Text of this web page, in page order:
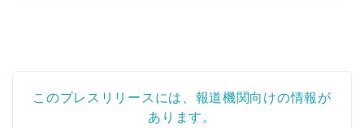
このプレスリリースには、報道機関向けの情報が
あります。